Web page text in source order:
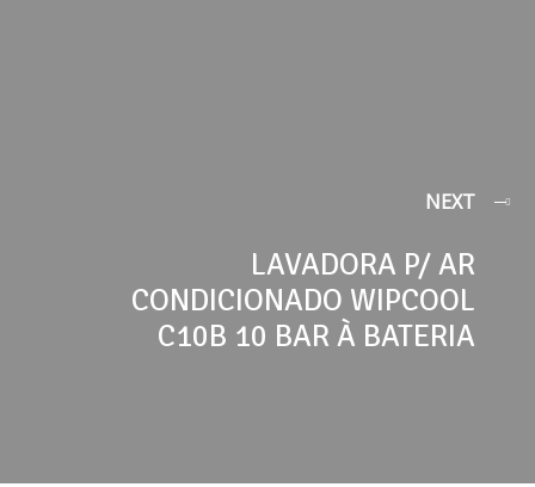
NEXT
LAVADORA P/ AR
CONDICIONADO WIPCOOL
C10B 10 BAR À BATERIA